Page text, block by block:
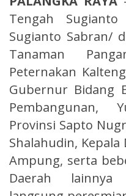
Tengah
Sugianto Sabran/
Tanaman
Peternakan
Gubernur Bidang
Pembangunan,
Provinsi Sapto
Shalahudin,
Ampung, serta
Daerah lainnya